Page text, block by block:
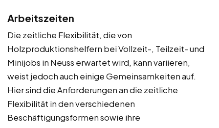
Arbeitszeiten
Die zeitliche Flexibilität, die von
Holzproduktionshelfern bei Vollzeit-, Teilzeit- und
Minijobs in Neuss erwartet wird, kann variieren,
weist jedoch auch einige Gemeinsamkeiten auf.
Hier sind die Anforderungen an die zeitliche
Flexibilität in den verschiedenen
Beschäftigungsformen sowie ihre